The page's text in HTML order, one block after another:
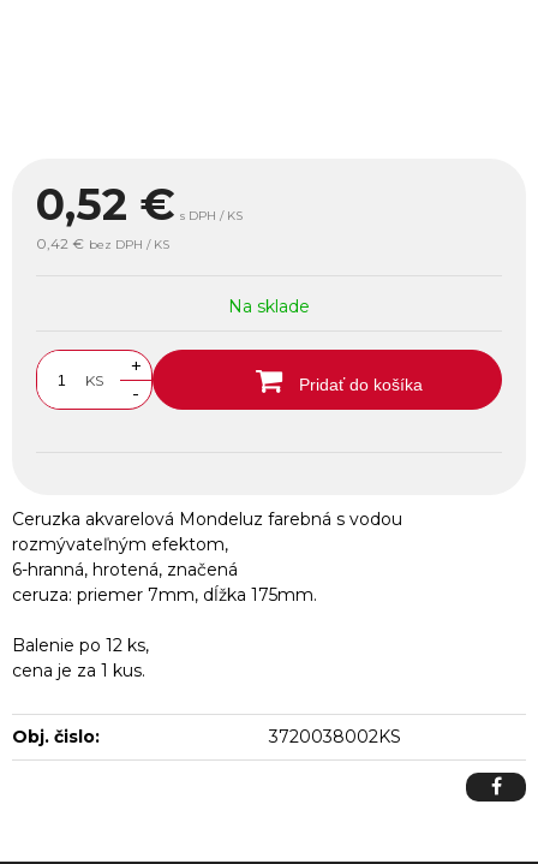
0,52 € s DPH / KS
0,42 € bez DPH / KS
Na sklade
KS
+
-
Pridať do košíka
Ceruzka akvarelová Mondeluz farebná s vodou
rozmývateľným efektom,
6-hranná, hrotená, značená
ceruza: priemer 7mm, dĺžka 175mm.
Balenie po 12 ks,
cena je za 1 kus.
Obj. čislo: 3720038002KS